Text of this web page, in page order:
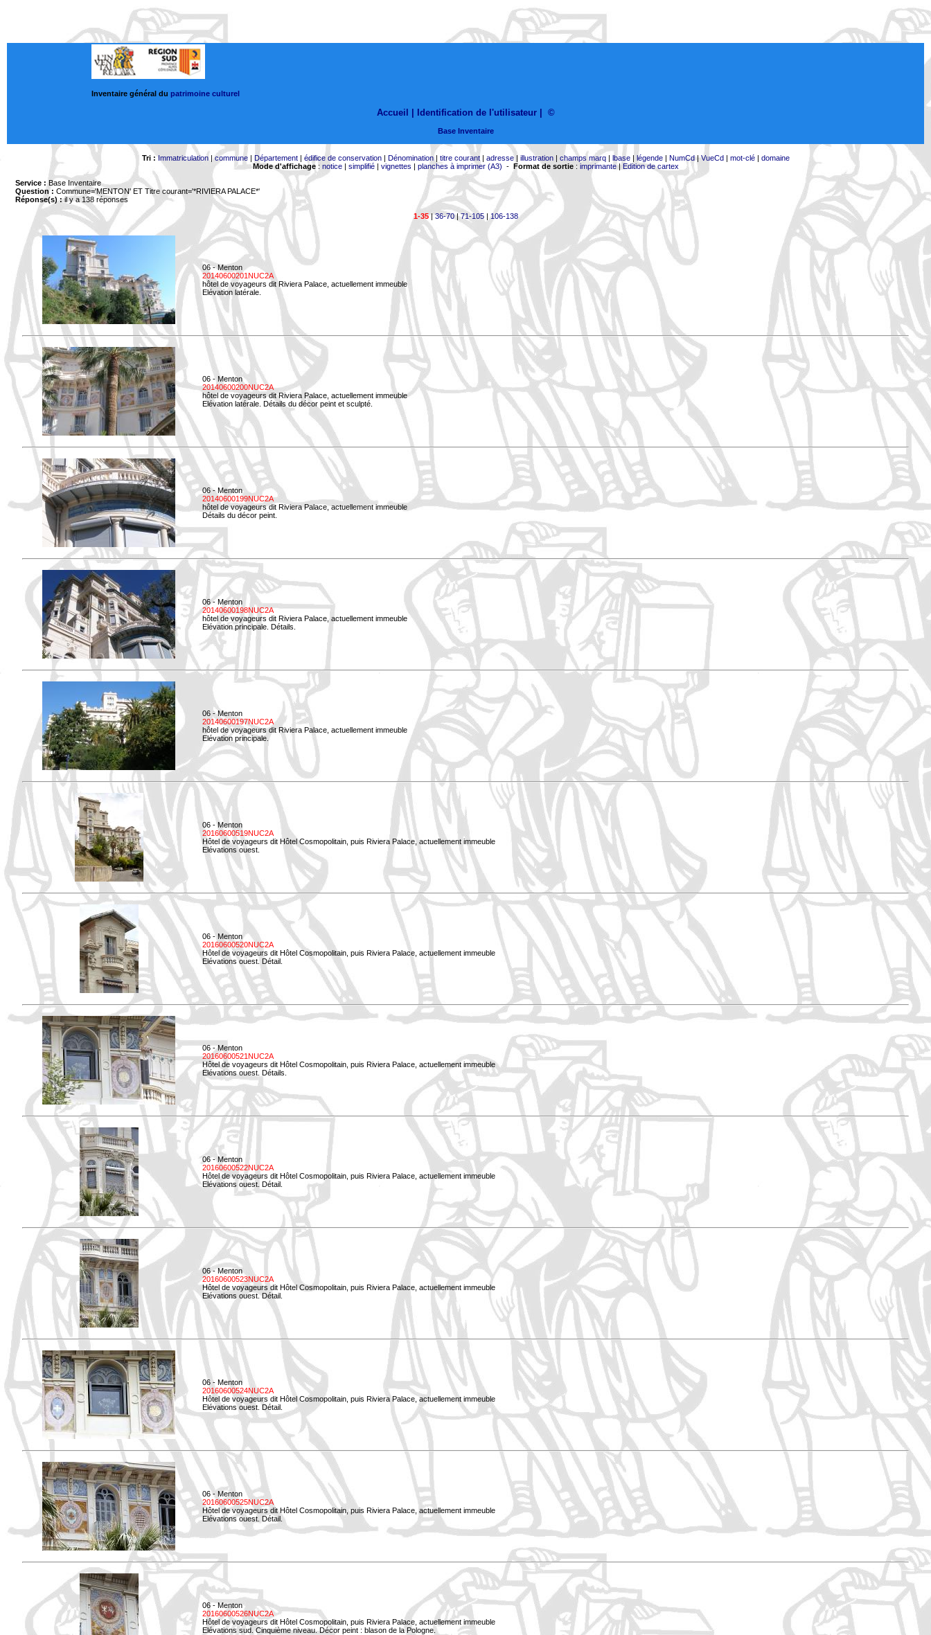
Inventaire général du patrimoine culturel
Accueil | Identification de l'utilisateur ©
Base Inventaire
Tri : Immatriculation|commune| Département| édifice de conservation| Dénomination| titre courant| adresse| illustration| champs marq| lbase| légende| NumCd|VueCd| mot-clé| domaine
Mode d'affichage: notice| simplifié| vignettes | planches à imprimer (A3) - Format de sortie: imprimante|Edition de cartex
Service : Base Inventaire
Question : Commune='MENTON' ET Titre courant='*RIVIERA PALACE*'
Réponse(s) :il y a 138 réponses
1-35|36-70|71-105| 106-138
06 - Menton
20140600201NUC2A
hôtel de voyageurs dit Riviera Palace, actuellement immeuble
Elévation latérale.
06 - Menton
20140600200NUC2A
hôtel de voyageurs dit Riviera Palace, actuellement immeuble
Elévation latérale. Détails du décor peint et sculpté.
06 - Menton
20140600199NUC2A
hôtel de voyageurs dit Riviera Palace, actuellement immeuble
Détails du décor peint.
06 - Menton
20140600198NUC2A
hôtel de voyageurs dit Riviera Palace, actuellement immeuble
Elévation principale. Détails.
06 - Menton
20140600197NUC2A
hôtel de voyageurs dit Riviera Palace, actuellement immeuble
Elévation principale.
06 - Menton
20160600519NUC2A
Hôtel de voyageurs dit Hôtel Cosmopolitain, puis Riviera Palace, actuellement immeuble
Elévations ouest.
06 - Menton
20160600520NUC2A
Hôtel de voyageurs dit Hôtel Cosmopolitain, puis Riviera Palace, actuellement immeuble
Elévations ouest. Détail.
06 - Menton
20160600521NUC2A
Hôtel de voyageurs dit Hôtel Cosmopolitain, puis Riviera Palace, actuellement immeuble
Elévations ouest. Détails.
06 - Menton
20160600522NUC2A
Hôtel de voyageurs dit Hôtel Cosmopolitain, puis Riviera Palace, actuellement immeuble
Elévations ouest. Détail.
06 - Menton
20160600523NUC2A
Hôtel de voyageurs dit Hôtel Cosmopolitain, puis Riviera Palace, actuellement immeuble
Elévations ouest. Détail.
06 - Menton
20160600524NUC2A
Hôtel de voyageurs dit Hôtel Cosmopolitain, puis Riviera Palace, actuellement immeuble
Elévations ouest. Détail.
06 - Menton
20160600525NUC2A
Hôtel de voyageurs dit Hôtel Cosmopolitain, puis Riviera Palace, actuellement immeuble
Elévations ouest. Détail.
06 - Menton
20160600526NUC2A
Hôtel de voyageurs dit Hôtel Cosmopolitain, puis Riviera Palace, actuellement immeuble
Elévations sud. Cinquième niveau. Décor peint : blason de la Pologne.